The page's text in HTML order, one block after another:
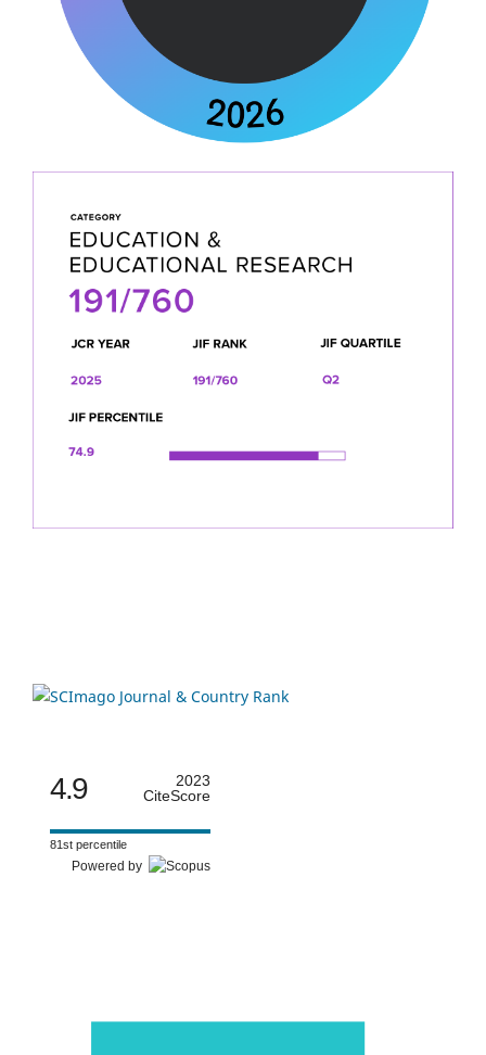
4.9
2023
CiteScore
81st percentile
Powered by